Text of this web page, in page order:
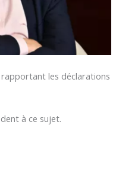
les déclarations
à ce sujet.